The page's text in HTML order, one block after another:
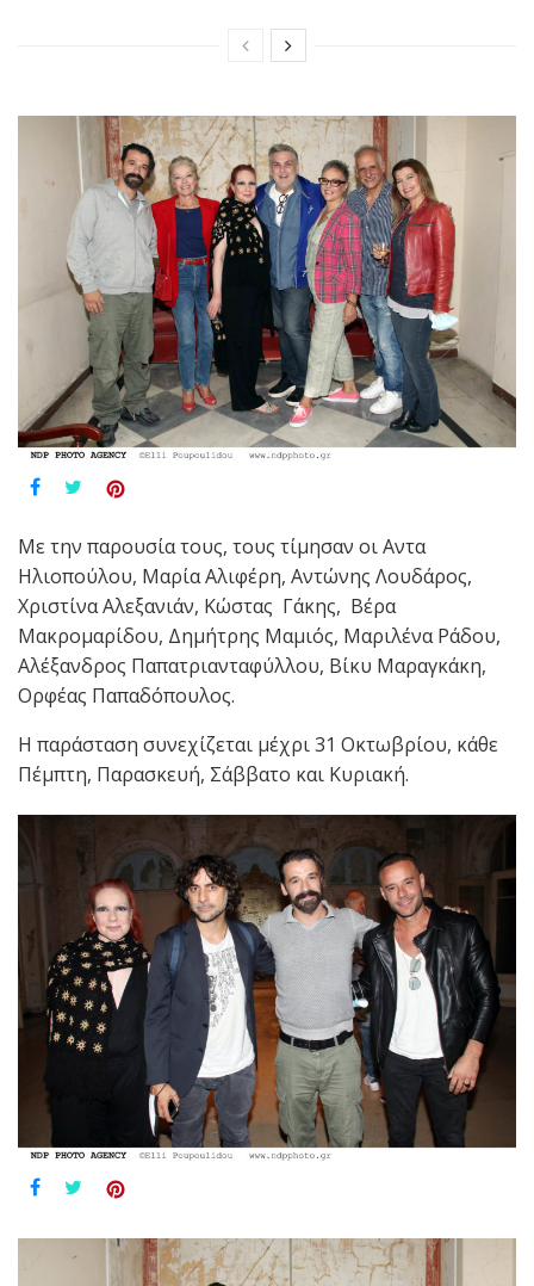
Με την παρουσία τους, τους τίμησαν οι Αντα
Ηλιοπούλου, Μαρία Αλιφέρη, Αντώνης Λουδάρος,
Χριστίνα Αλεξανιάν, Κώστας Γάκης, Βέρα
Μακρομαρίδου, Δημήτρης Μαμιός, Μαριλένα Ράδου,
Αλέξανδρος Παπατριανταφύλλου, Βίκυ Μαραγκάκη,
Ορφέας Παπαδόπουλος.
Η παράσταση συνεχίζεται μέχρι 31 Οκτωβρίου, κάθε
Πέμπτη, Παρασκευή, Σάββατο και Κυριακή.